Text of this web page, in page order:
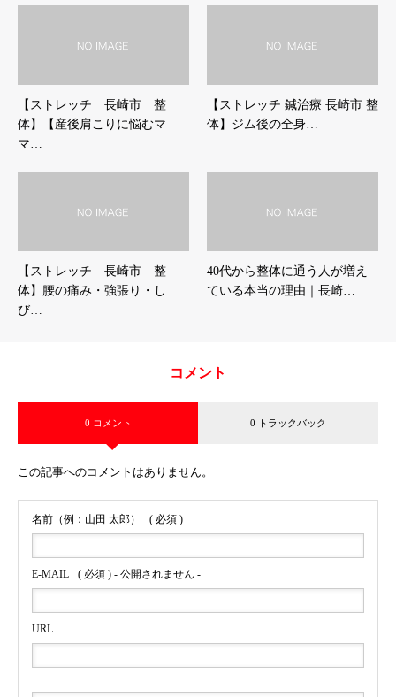
【ストレッチ 長崎市 整
体】【産後肩こりに悩むマ
マ…
【ストレッチ 鍼治療 長崎市 整
体】ジム後の全身…
【ストレッチ 長崎市 整
体】腰の痛み・強張り・し
び…
40代から整体に通う人が増え
ている本当の理由｜長崎…
コメント
0 コメント 0 トラックバック
この記事へのコメントはありません。
名前（例：山田 太郎） ( 必須 )
E-MAIL ( 必須 ) - 公開されません -
URL